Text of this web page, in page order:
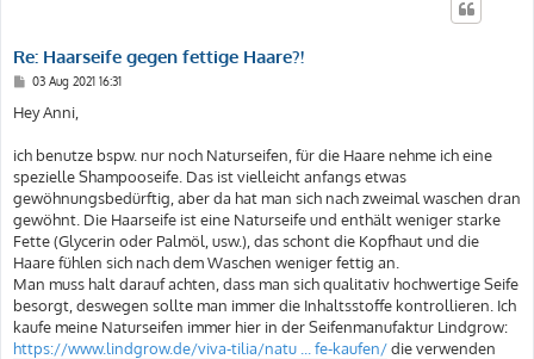
Re: Haarseife gegen fettige Haare?!
B
i
t
a
g
03 Aug 2021 16:31
Hey Anni,
ich benutze bspw. nur noch Naturseifen, für die Haare nehme ich eine
spezielle Shampooseife. Das ist vielleicht anfangs etwas
gewöhnungsbedürftig, aber da hat man sich nach zweimal waschen dran
gewöhnt. Die Haarseife ist eine Naturseife und enthält weniger starke
Fette (Glycerin oder Palmöl, usw.), das schont die Kopfhaut und die
Haare fühlen sich nach dem Waschen weniger fettig an.
Man muss halt darauf achten, dass man sich qualitativ hochwertige Seife
besorgt, deswegen sollte man immer die Inhaltsstoffe kontrollieren. Ich
kaufe meine Naturseifen immer hier in der Seifenmanufaktur Lindgrow:
https://www.lindgrow.de/viva-tilia/natu ... fe-kaufen/die verwenden